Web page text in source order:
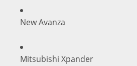
New Avanza
Mitsubishi Xpander